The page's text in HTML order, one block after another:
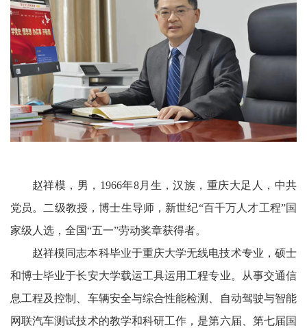
赵祥模，男， 1966年8月生，汉族，重庆大足人，中共
党员。二级教授，博士生导师，新世纪“百千万人才工程”国
家级人选，全国“五一”劳动奖章获得者。
赵祥模同志本科毕业于重庆大学无线电技术专业，硕士
和博士毕业于长安大学载运工具运用工程专业。从事交通信
息工程及控制、车辆安全与综合性能检测、自动驾驶与智能
网联汽车测试技术的教学和科研工作，是第六届、第七届国